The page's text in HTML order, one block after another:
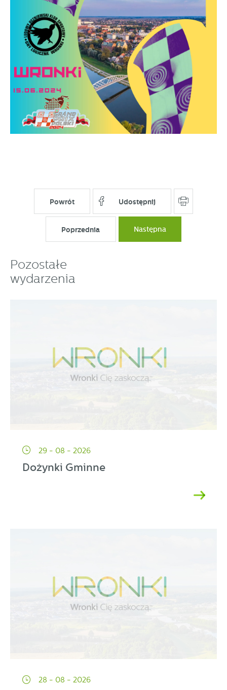
Powrót Udostępnij
Poprzednia Następna
Pozostałe
wydarzenia
29 - 08 - 2026
Dożynki Gminne
28 - 08 - 2026
partnerami oraz innych dostawców usług. Firmy te działają
w charakterze pośredników prezentujących nasze treści w
postaci wiadomości, ofert, komunikatów mediów
społecznościowych.